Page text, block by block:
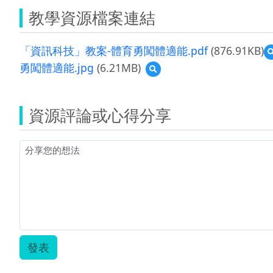
教學資源檔案連結
「資訊科技」教案-體育勇闖體適能.pdf(876.91KB)
勇闖體適能.jpg (6.21MB)
預
覽
體
適
能.jpg
資源評論或心得分享
發表